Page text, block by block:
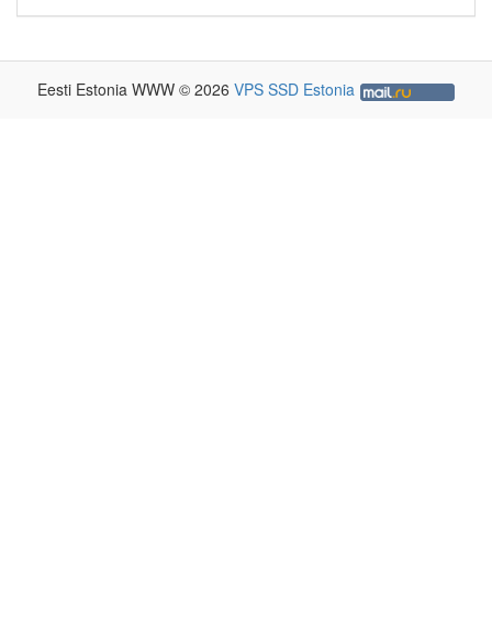
Eesti Estonia WWW © 2026 VPS SSD Estonia